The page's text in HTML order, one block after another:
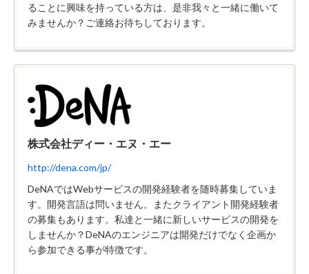
ることに興味を持っている方は、是非我々と一緒に働いて
みませんか？ご連絡お待ちしております。
株式会社ディー・エヌ・エー
http://dena.com/jp/
DeNAではWebサービスの開発経験者を随時募集していま
す。開発言語は問いません。またクライアント開発経験者
の募集もあります。私達と一緒に新しいサービスの開発を
しませんか？DeNAのエンジニアは開発だけでなく企画か
ら参加できる事が特徴です。